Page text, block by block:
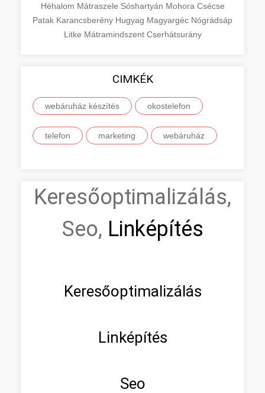
Héhalom Mátraszele Sóshartyán Mohora Csécse
Patak Karancsberény Hugyag Magyargéc Nógrádsáp
Litke Mátramindszent Cserhátsurány
CIMKÉK
webáruház készítés okostelefon
telefon marketing webáruház
Keresőoptimalizálás,
Seo, Linképítés
Keresőoptimalizálás
Linképítés
Seo